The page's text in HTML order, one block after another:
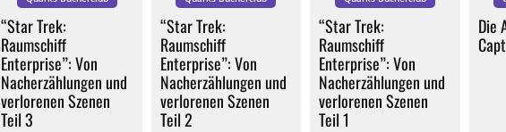
“Star Trek:
Raumschiff
Enterprise”: Von
Nacherzählungen und
verlorenen Szenen
Teil 3
“Star Trek:
Raumschiff
Enterprise”: Von
Nacherzählungen und
verlorenen Szenen
Teil 2
“Star Trek:
Raumschiff
Enterprise”: Von
Nacherzählungen und
verlorenen Szenen
Teil 1
Die